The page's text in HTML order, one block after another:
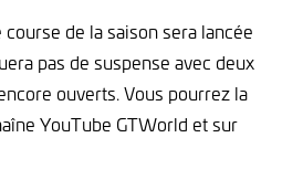
de la saison sera lancée
pas de suspense avec deux
ouverts. Vous pourrez la
YouTube GTWorld et sur